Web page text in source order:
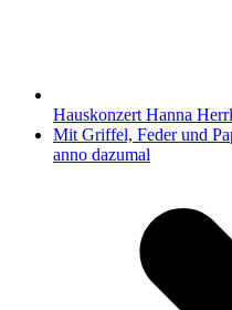
Hauskonzert Hanna
Nächster
Beitrag:
Mit Griffel, Feder und
anno dazumal